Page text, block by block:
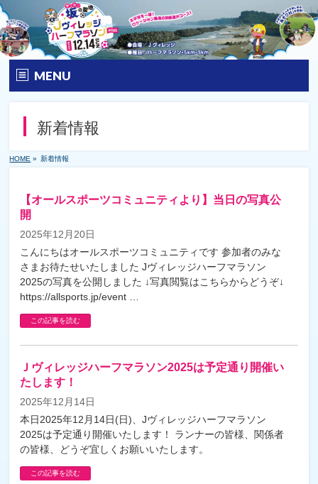
MENU
エントリー
コース&アクセス
Q&A | お問い合わせ
新着情報
HOME » 新着情報
【オールスポーツコミュニティより】当日の写真公
開
2025年12月20日
こんにちはオールスポーツコミュニティです 参加者のみな
さまお待たせいたしました Jヴィレッジハーフマラソン
2025の写真を公開しました ↓写真閲覧はこちらからどうぞ↓
https://allsports.jp/event …
この記事を読む
Ｊヴィレッジハーフマラソン2025は予定通り開催い
たします！
2025年12月14日
本日2025年12月14日(日)、Jヴィレッジハーフマラソン
2025は予定通り開催いたします！ ランナーの皆様、関係者
の皆様、どうぞ宜しくお願いいたします。
この記事を読む